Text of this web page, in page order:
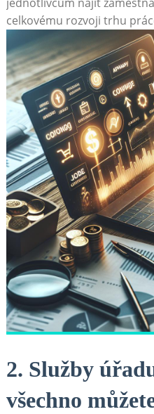
celkovému rozvoji trhu
2. Služby
všechno